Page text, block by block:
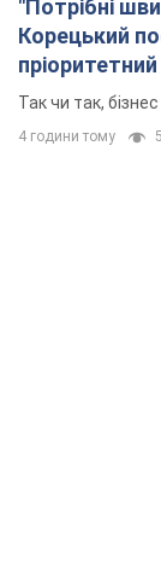
"Потрібні
Корецький
приміщень
Так чи так,
4 години тому